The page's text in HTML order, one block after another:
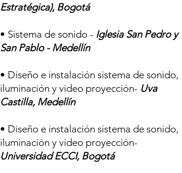
Estratégica), Bogotá
• Sistema de sonido - Iglesia San Pedro y
San Pablo - Medellín
• Diseño e instalación sistema de sonido,
iluminación y video proyección- Uva
Castilla, Medellín
• Diseño e instalación sistema de sonido,
iluminación y video proyección-
Universidad ECCI, Bogotá